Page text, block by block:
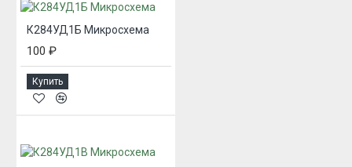
К284УД1Б Микросхема
100 ₽
Купить